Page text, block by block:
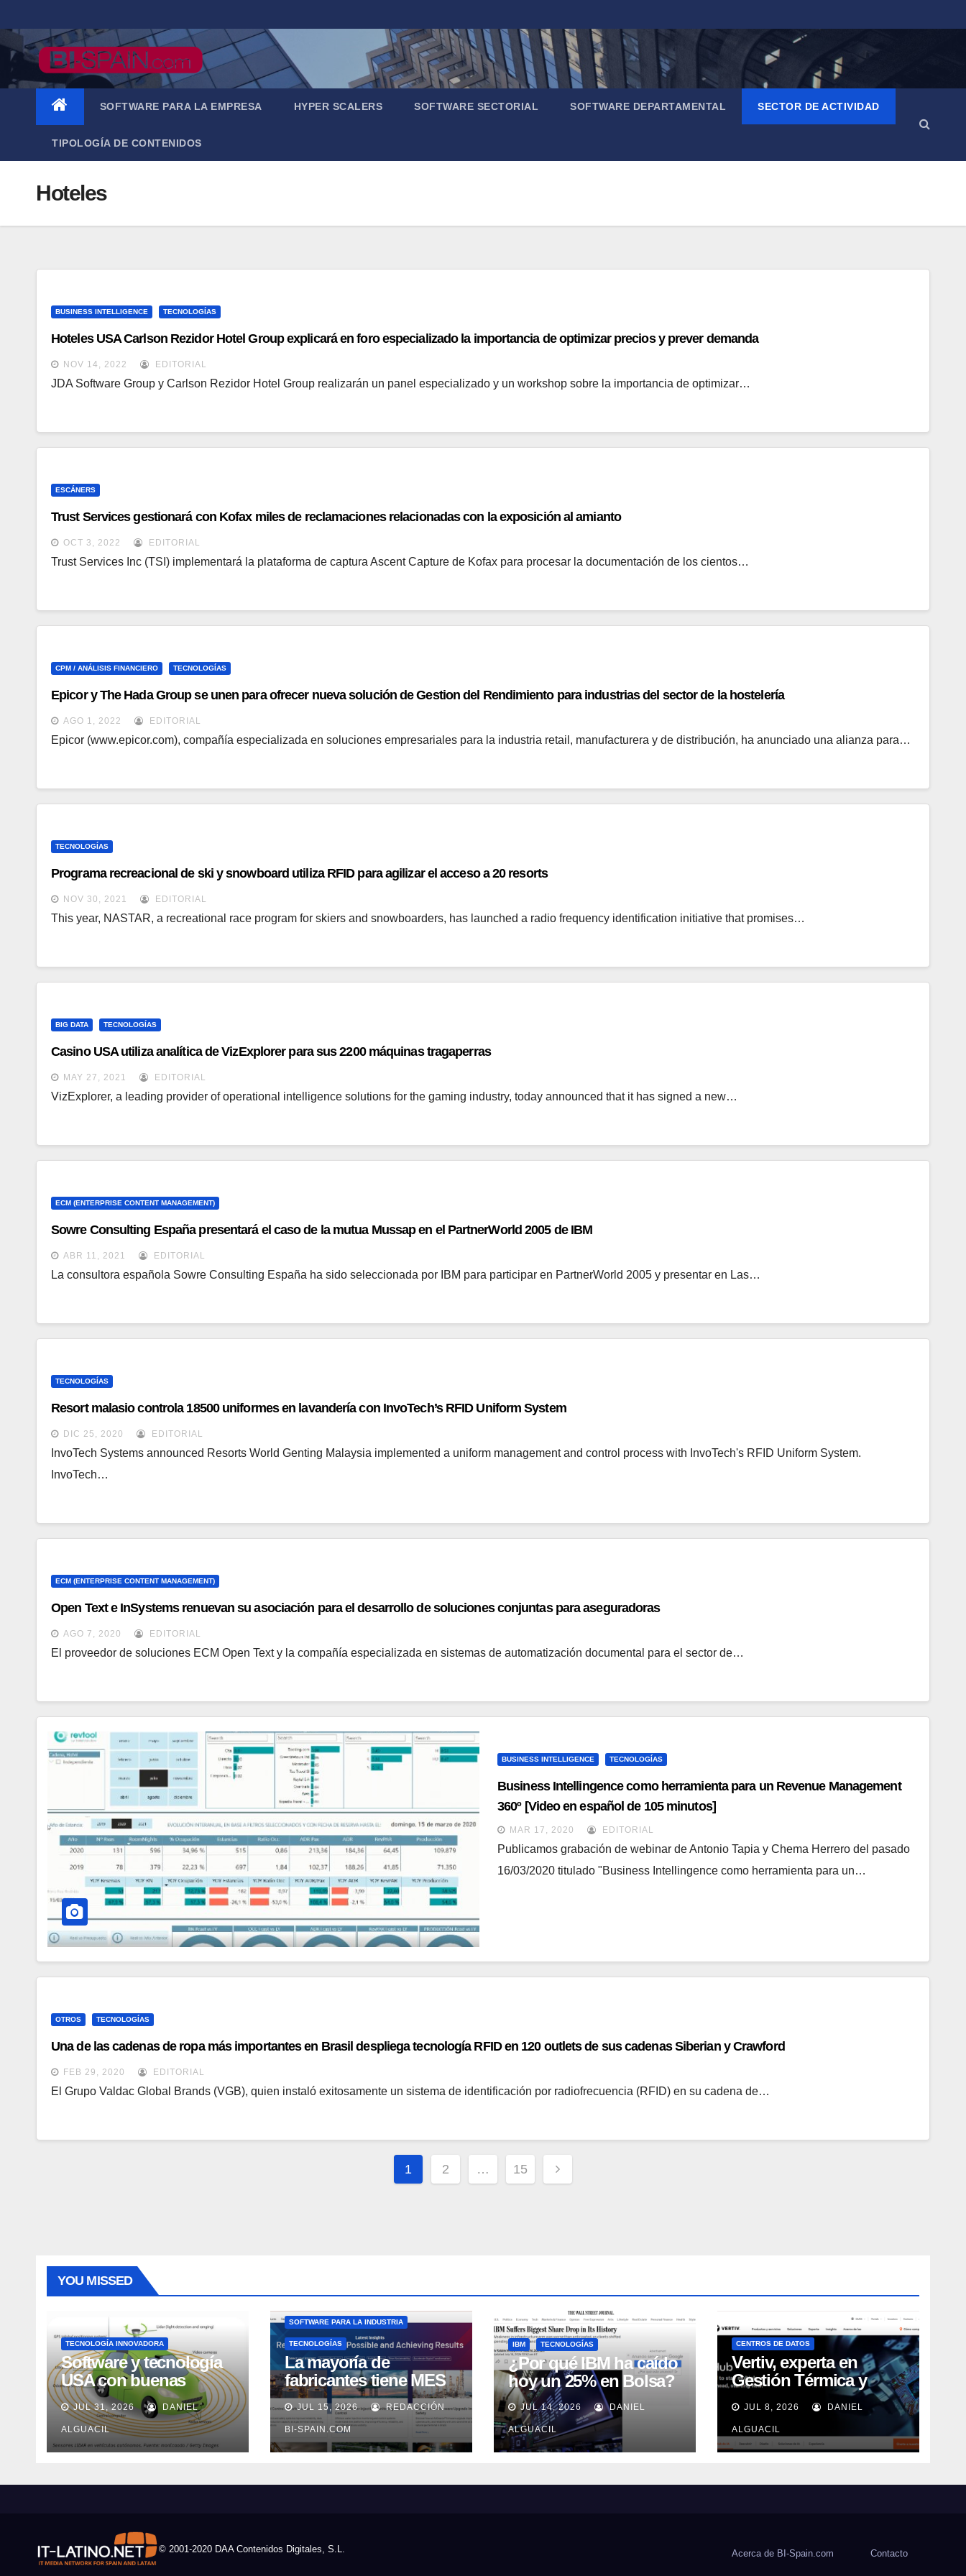
al
contenido
SOFTWARE PARA LA EMPRESA HYPER SCALERS SOFTWARE SECTORIAL SOFTWARE DEPARTAMENTAL SECTOR DE ACTIVIDAD
TIPOLOGÍA DE CONTENIDOS
Hoteles
BUSINESS INTELLIGENCE TECNOLOGÍAS
Hoteles USA Carlson Rezidor Hotel Group explicará en foro especializado la importancia de optimizar precios y prever demanda
NOV 14, 2022 EDITORIAL
JDA Software Group y Carlson Rezidor Hotel Group realizarán un panel especializado y un workshop sobre la importancia de optimizar…
ESCÁNERS
Trust Services gestionará con Kofax miles de reclamaciones relacionadas con la exposición al amianto
OCT 3, 2022 EDITORIAL
Trust Services Inc (TSI) implementará la plataforma de captura Ascent Capture de Kofax para procesar la documentación de los cientos…
CPM / ANÁLISIS FINANCIERO TECNOLOGÍAS
Epicor y The Hada Group se unen para ofrecer nueva solución de Gestion del Rendimiento para industrias del sector de la hostelería
AGO 1, 2022 EDITORIAL
Epicor (www.epicor.com), compañía especializada en soluciones empresariales para la industria retail, manufacturera y de distribución, ha anunciado una alianza para…
TECNOLOGÍAS
Programa recreacional de ski y snowboard utiliza RFID para agilizar el acceso a 20 resorts
NOV 30, 2021 EDITORIAL
This year, NASTAR, a recreational race program for skiers and snowboarders, has launched a radio frequency identification initiative that promises…
BIG DATA TECNOLOGÍAS
Casino USA utiliza analítica de VizExplorer para sus 2200 máquinas tragaperras
MAY 27, 2021 EDITORIAL
VizExplorer, a leading provider of operational intelligence solutions for the gaming industry, today announced that it has signed a new…
ECM (ENTERPRISE CONTENT MANAGEMENT)
Sowre Consulting España presentará el caso de la mutua Mussap en el PartnerWorld 2005 de IBM
ABR 11, 2021 EDITORIAL
La consultora española Sowre Consulting España ha sido seleccionada por IBM para participar en PartnerWorld 2005 y presentar en Las…
TECNOLOGÍAS
Resort malasio controla 18500 uniformes en lavandería con InvoTech’s RFID Uniform System
DIC 25, 2020 EDITORIAL
InvoTech Systems announced Resorts World Genting Malaysia implemented a uniform management and control process with InvoTech's RFID Uniform System.
InvoTech…
ECM (ENTERPRISE CONTENT MANAGEMENT)
Open Text e InSystems renuevan su asociación para el desarrollo de soluciones conjuntas para aseguradoras
AGO 7, 2020 EDITORIAL
El proveedor de soluciones ECM Open Text y la compañía especializada en sistemas de automatización documental para el sector de…
BUSINESS INTELLIGENCE TECNOLOGÍAS
Business Intellingence como herramienta para un Revenue Management
360º [Video en español de 105 minutos]
MAR 17, 2020 EDITORIAL
Publicamos grabación de webinar de Antonio Tapia y Chema Herrero del pasado
16/03/2020 titulado "Business Intellingence como herramienta para un…
OTROS TECNOLOGÍAS
Una de las cadenas de ropa más importantes en Brasil despliega tecnología RFID en 120 outlets de sus cadenas Siberian y Crawford
FEB 29, 2020 EDITORIAL
El Grupo Valdac Global Brands (VGB), quien instaló exitosamente un sistema de identificación por radiofrecuencia (RFID) en su cadena de…
Paginación
de
1 2 … 15
YOU MISSED
TECNOLOGÍA INNOVADORA
Software y tecnología
USA con buenas
expectativas en ventas
en los próximos 2
años, según Market
Watch
JUL 31, 2026 DANIEL
ALGUACIL
SOFTWARE PARA LA INDUSTRIA
TECNOLOGÍAS
La mayoría de
fabricantes tiene MES
pero no lo usa
adecuadamente, según
Rockwell Automation
JUL 15, 2026 REDACCIÓN
BI-SPAIN.COM
IBM TECNOLOGÍAS
¿Por qué IBM ha caído
hoy un 25% en Bolsa?
JUL 14, 2026 DANIEL
ALGUACIL
CENTROS DE DATOS
Vertiv, experta en
Gestión Térmica y
energía de Centros de
Datos, sigue su
crecimiento imparable
JUL 8, 2026 DANIEL
ALGUACIL
© 2001-2020 DAA Contenidos Digitales, S.L. Acerca de BI-Spain.com Contacto